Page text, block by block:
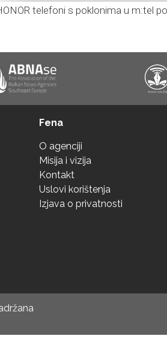
telefoni s poklonima u m:tel
Fena
O agenciji
Misija i vizija
Kontakt
Uslovi korištenja
Izjava o privatnosti